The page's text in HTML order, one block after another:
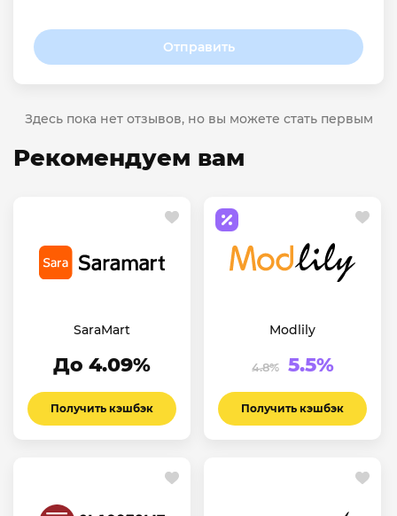
Отправить
Здесь пока нет отзывов, но вы можете стать первым
Рекомендуем вам
SaraMart
До 4.09%
Получить кэшбэк
Modlily
4.8% 5.5%
Получить кэшбэк